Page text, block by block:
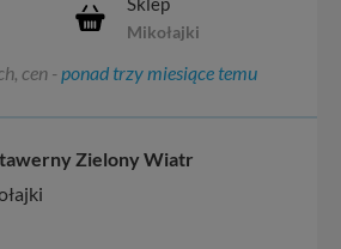
Mikołajki
cen -ponad trzy miesiące temu
Zielony Wiatr